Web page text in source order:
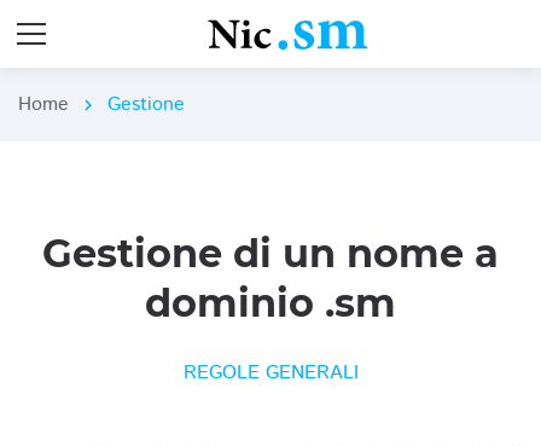
Home chevron_right Gestione
Gestione di un nome a
dominio .sm
REGOLE GENERALI